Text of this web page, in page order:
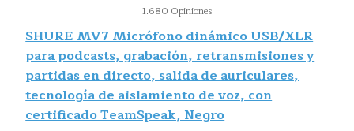
1.680 Opiniones
SHURE MV7 Micrófono dinámico USB/XLR
para podcasts, grabación, retransmisiones y
partidas en directo, salida de auriculares,
tecnología de aislamiento de voz, con
certificado TeamSpeak, Negro